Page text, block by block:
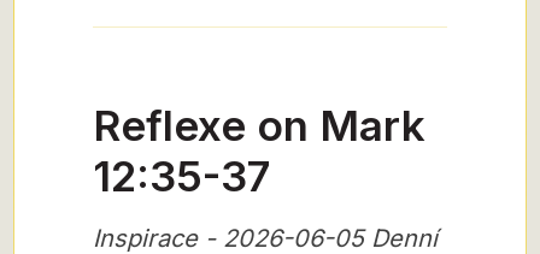
Reflexe on Mark
12:35-37
Inspirace - 2026-06-05 Denní